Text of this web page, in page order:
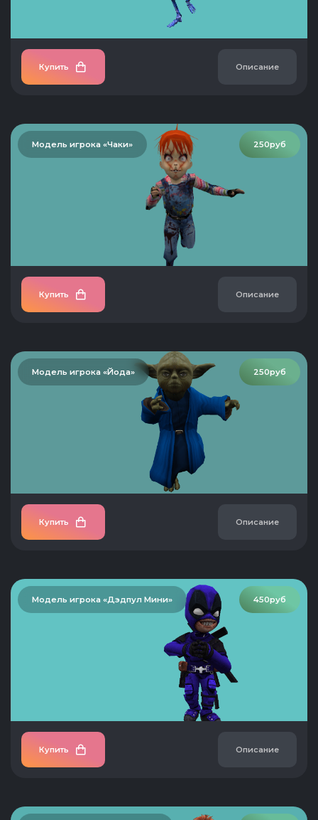
Купить Описание
250руб
Модель игрока «Чаки»
Купить Описание
250руб
Модель игрока «Йода»
Купить Описание
450руб
Модель игрока «Дэдпул Мини»
Купить Описание